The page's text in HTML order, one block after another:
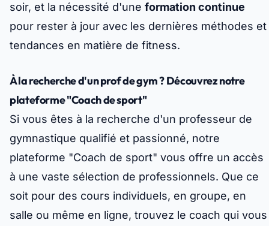
soir, et la nécessité d'une formation continue
pour rester à jour avec les dernières méthodes et
tendances en matière de fitness.
À la recherche d'un prof de gym ? Découvrez notre
plateforme "Coach de sport"
Si vous êtes à la recherche d'un professeur de
gymnastique qualifié et passionné, notre
plateforme "Coach de sport" vous offre un accès
à une vaste sélection de professionnels. Que ce
soit pour des cours individuels, en groupe, en
salle ou même en ligne, trouvez le coach qui vous